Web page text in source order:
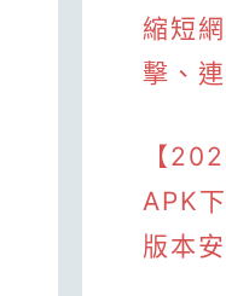
縮短
擊、
【
APK
版本